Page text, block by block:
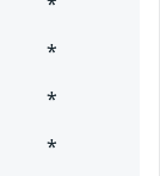
*
*
*